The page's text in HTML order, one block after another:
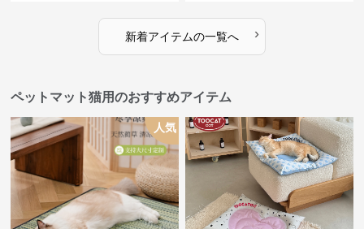
新着アイテムの一覧へ ›
ペットマット猫用のおすすめアイテム
人気